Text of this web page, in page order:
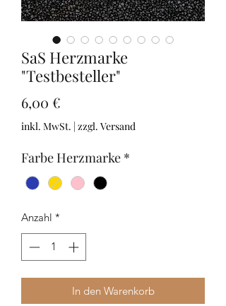
SaS Herzmarke
"Testbesteller"
6,00 €
inkl. MwSt. | zzgl. Versand
Farbe Herzmarke *
Anzahl *
In den Warenkorb